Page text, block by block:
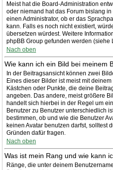
Meist hat die Board-Administration
oder niemand hat das Forum bislang
einen Administrator, ob er das
kann. Falls es noch nicht existiert,
übersetzen würdest. Weitere
phpBB Group gefunden werden (siehe
Nach oben
Wie kann ich ein Bild bei meinem
In der Beitragsansicht können zwei
Eines dieser Bilder ist meist mit
Kästchen oder Punkte, die deine
angeben. Das andere, meist größere
handelt sich hierbei in der Regel um
Benutzer zu Benutzer unterschiedlich
bestimmen, ob und wie die Benutzer
keinen Avatar benutzen darfst, solltest
Gründen dafür fragen.
Nach oben
Was ist mein Rang und wie kann
Ränge, die unter deinem